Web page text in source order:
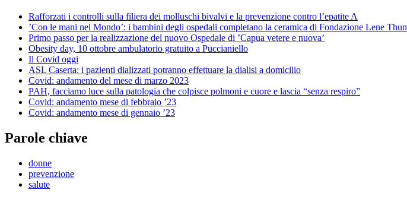
Rafforzati i controlli sulla filiera dei molluschi bivalvi e la prevenzione contro l’epatite A
’Con le mani nel Mondo’: i bambini degli ospedali completano la ceramica di Fondazione Lene Thun
Primo passo per la realizzazione del nuovo Ospedale di ’Capua vetere e nuova’
Obesity day, 10 ottobre ambulatorio gratuito a Puccianiello
Il Covid oggi
ASL Caserta: i pazienti dializzati potranno effettuare la dialisi a domicilio
Covid: andamento del mese di marzo 2023
PAH, facciamo luce sulla patologia che colpisce polmoni e cuore e lascia “senza respiro”
Covid: andamento mese di febbraio ’23
Covid: andamento mese di gennaio ’23
Parole chiave
donne
prevenzione
salute